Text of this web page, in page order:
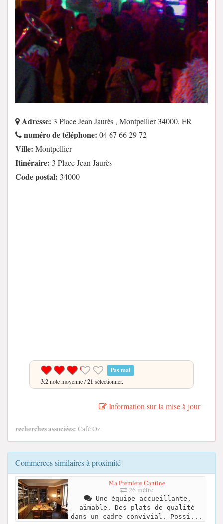
Adresse: 3 Place Jean Jaurès , Montpellier 34000, FR
numéro de téléphone: 04 67 66 29 72
Ville: Montpellier
Itinéraire: 3 Place Jean Jaurès
Code postal: 34000
Pas mal
3.2note moyenne /21 sélectionner.
Information sur la mise à jour
recherches associées: Café Oz
Commerces similaires à proximité
Ma Premiere Cantine
26 mètre
Une équipe accueillante,
aimable. Des plats de qualité
dans un cadre convivial. Possi...